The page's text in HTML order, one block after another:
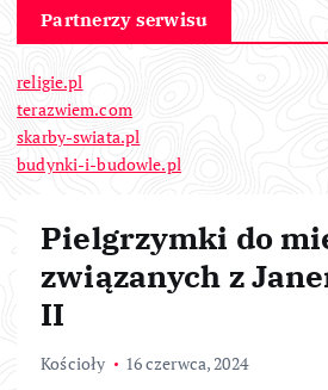
Partnerzy serwisu
religie.pl
terazwiem.com
skarby-swiata.pl
budynki-i-budowle.pl
Pielgrzymki do
związanych z
II
Kościoły 16 czerwca, 2024